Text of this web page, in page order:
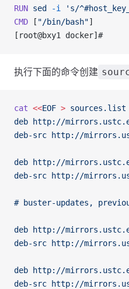
RUN sed -i
's/
CMD [ "/bin/bash"]
[root@bxy1 docker]#
执行下面的命令创建
cat <<EOF > sources.list
deb http://
deb-src http://
deb http://
deb-src http://
# buster-updates,
deb http://
deb-src http://
deb http://
deb-src http://